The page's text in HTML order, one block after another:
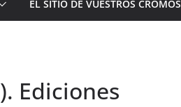
EL SITIO DE VUESTROS CROMOS
Ediciones